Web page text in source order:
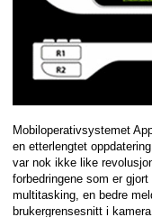
Mobiloperativsystemet
en etterlengtet
var nok ikke like
forbedringene som er
multitasking, en bedre
brukergrensesnitt i